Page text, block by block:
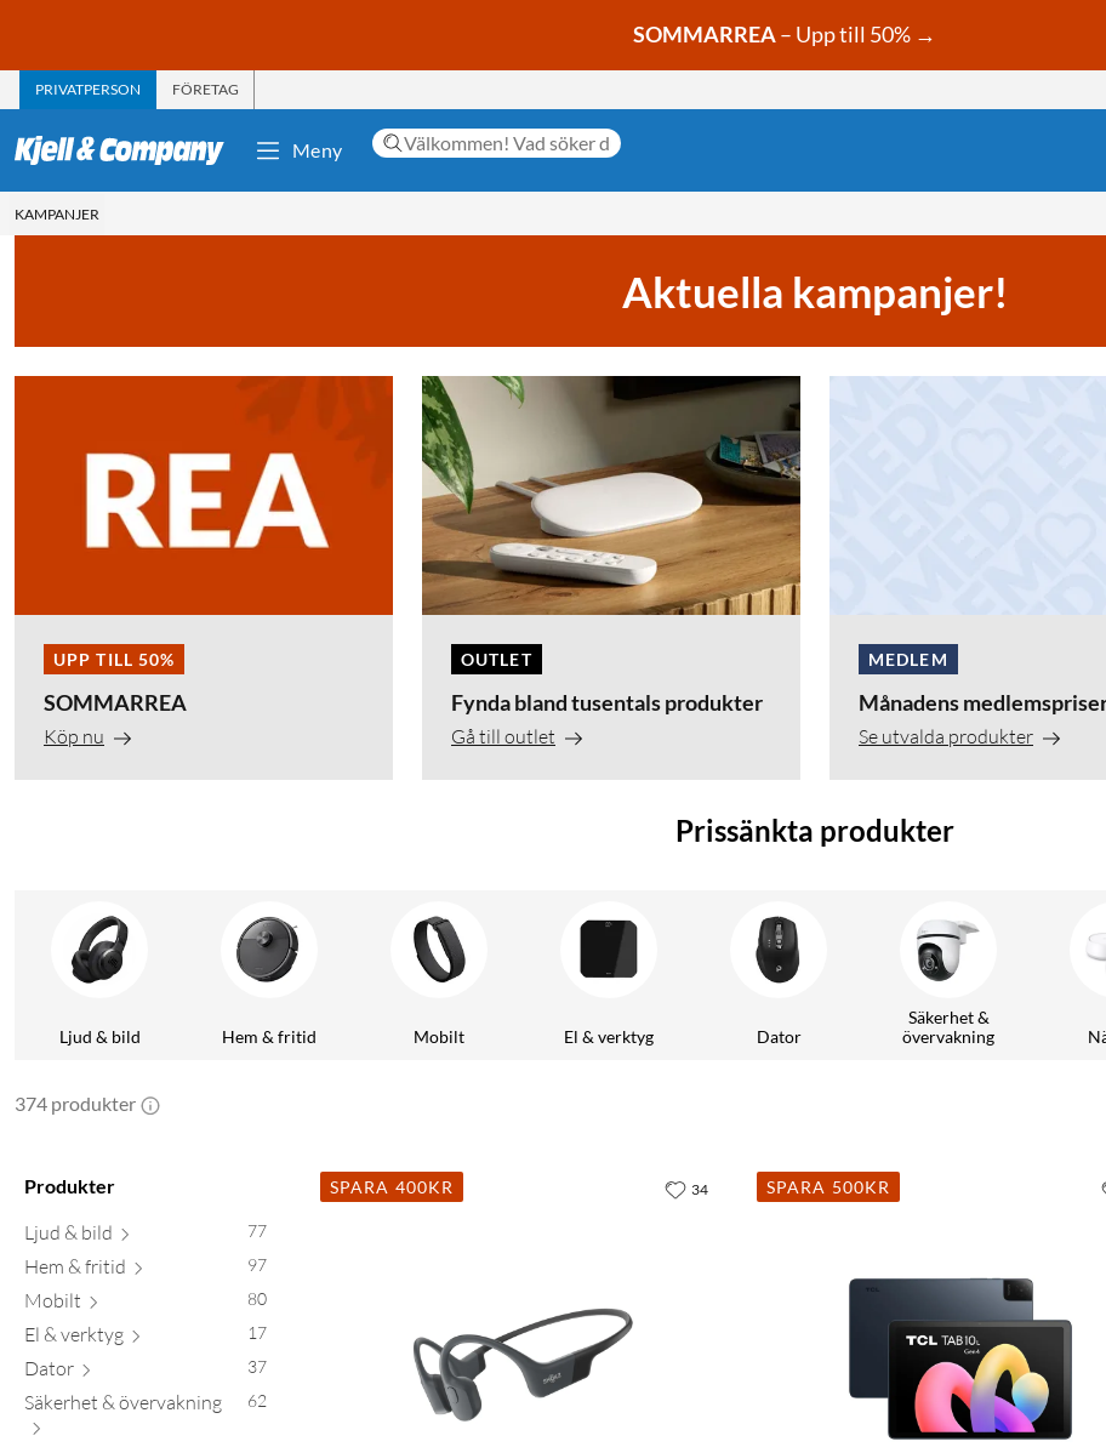
SOMMARREA– Upp till 50% →
PRIVATPERSON FÖRETAG
Meny
KAMPANJER
Aktuella kampanjer!
UPP TILL 50%
SOMMARREA
Köp nu
OUTLET
Fynda bland tusentals produkter
Gå till outlet
MEDLEM
Månadens
Se utvalda produkter
Prissänkta produkter
Ljud & bild Hem & fritid Mobilt El & verktyg Dator
Säkerhet &
övervakning
374 produkter
Produkter
Ljud & bild 77
Hem & fritid 97
Mobilt 80
El & verktyg 17
Dator 37
Säkerhet & övervakning 62
SPARA 400KR 34 SPARA 500KR